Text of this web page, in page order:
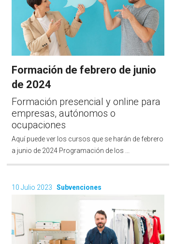
Formación de febrero de junio
de 2024
Formación presencial y online para
empresas, autónomos o
ocupaciones
Aquí puede ver los cursos que se harán de febrero
a junio de 2024 Programación de los ...
10 Julio 2023 Subvenciones